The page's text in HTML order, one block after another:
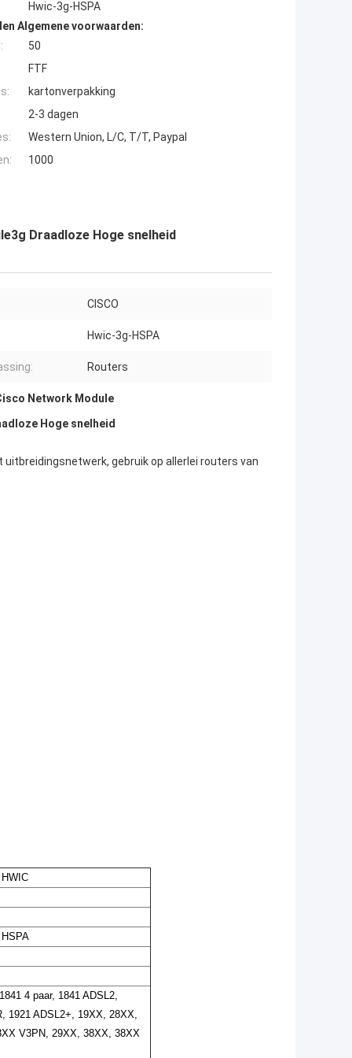
Hwic-3g-HSPA
Algemene voorwaarden:
50
FTF
kartonverpakking
2-3 dagen
Western Union, L/C, T/T, Paypal
1000
Draadloze Hoge snelheid
CISCO
Hwic-3g-HSPA
Routers
Network Module
Hoge snelheid
gebruik op allerlei routers van
4 paar, 1841 ADSL2,
1921 ADSL2+, 19XX, 28XX,
V3PN, 29XX, 38XX, 38XX